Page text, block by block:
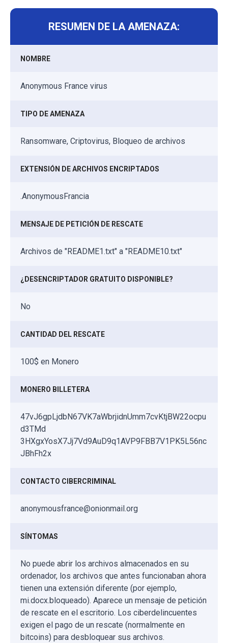
RESUMEN DE LA AMENAZA:
NOMBRE
Anonymous France virus
TIPO DE AMENAZA
Ransomware, Criptovirus, Bloqueo de archivos
EXTENSIÓN DE ARCHIVOS ENCRIPTADOS
.AnonymousFrancia
MENSAJE DE PETICIÓN DE RESCATE
Archivos de "README1.txt" a "README10.txt"
¿DESENCRIPTADOR GRATUITO DISPONIBLE?
No
CANTIDAD DEL RESCATE
100$ en Monero
MONERO BILLETERA
47vJ6gpLjdbN67VK7aWbrjidnUmm7cvKtjBW22ocpu
d3TMd
3HXgxYosX7Jj7Vd9AuD9q1AVP9FBB7V1PK5L56nc
JBhFh2x
CONTACTO CIBERCRIMINAL
anonymousfrance@onionmail.org
SÍNTOMAS
No puede abrir los archivos almacenados en su
ordenador, los archivos que antes funcionaban ahora
tienen una extensión diferente (por ejemplo,
mi.docx.bloqueado). Aparece un mensaje de petición
de rescate en el escritorio. Los ciberdelincuentes
exigen el pago de un rescate (normalmente en
bitcoins) para desbloquear sus archivos.